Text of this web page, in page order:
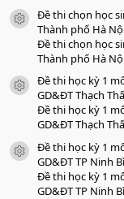
icon tài liệu
Đề thi chọn học
Thành phố Hà
Đề thi chọn học
Thành phố Hà
icon tài liệu
Đề thi học kỳ 1
GD&ĐT Thạch
Đề thi học kỳ 1
GD&ĐT Thạch
icon tài liệu
Đề thi học kỳ 1
GD&ĐT TP Ninh
Đề thi học kỳ 1
GD&ĐT TP Ninh